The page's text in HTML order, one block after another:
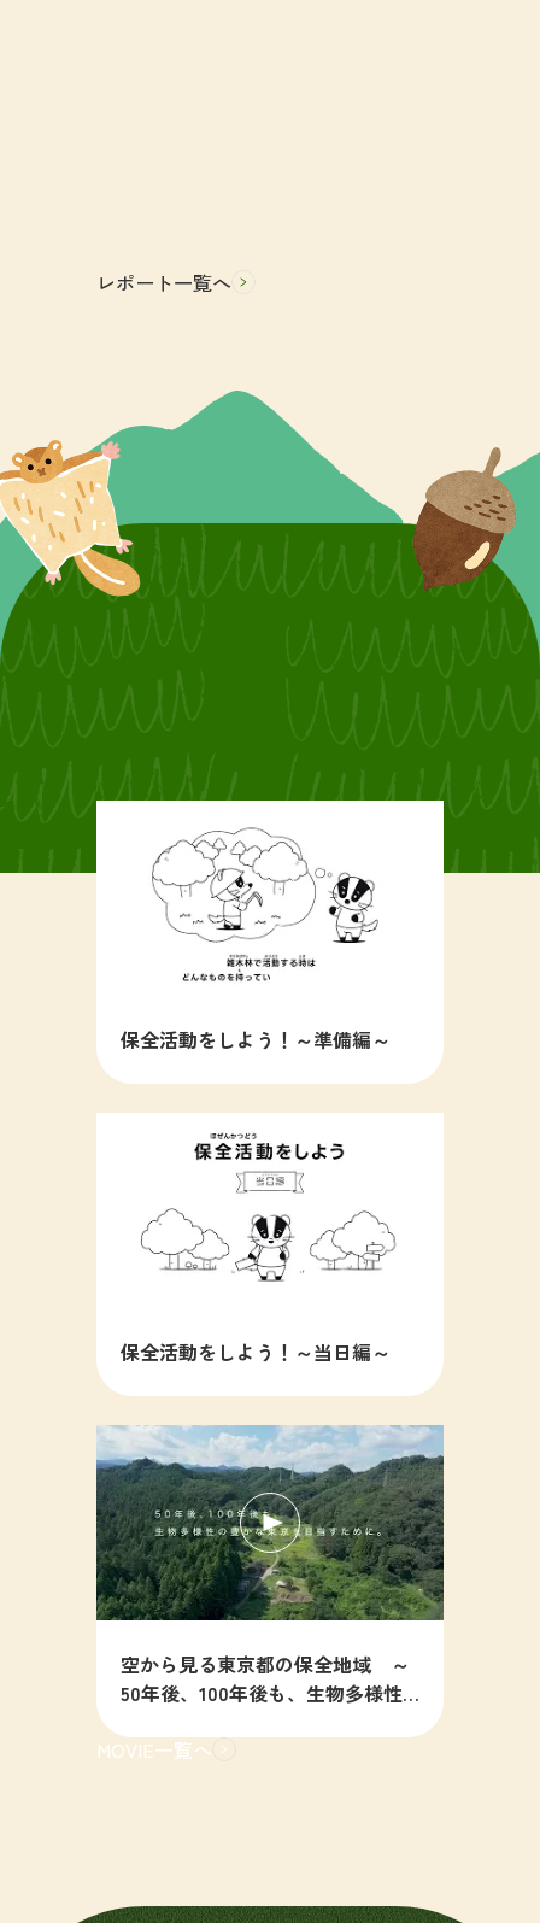
レポート一覧へ
保全活動をしよう！～準備編～
保全活動をしよう！～当日編～
空から見る東京都の保全地域 ～
50年後、100年後も、生物多様性
MOVIE一覧へ